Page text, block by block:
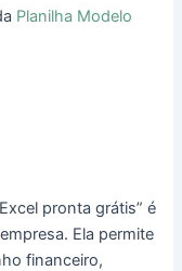
Planilha Modelo
pronta grátis” é
Ela permite
financeiro,